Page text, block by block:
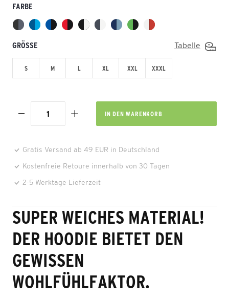
FARBE
GRÖSSE Tabelle
S M L XL XXL XXXL
IN DEN WARENKORB
Gratis Versand ab 49 EUR in Deutschland
Kostenfreie Retoure innerhalb von 30 Tagen
2-5 Werktage Lieferzeit
SUPER WEICHES MATERIAL!
DER HOODIE BIETET DEN
GEWISSEN
WOHLFÜHLFAKTOR.